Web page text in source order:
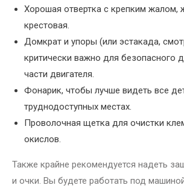
Хорошая отвертка с крепким жалом,
крестовая.
Домкрат и упоры (или эстакада,
критически важно для безопасного
части двигателя.
Фонарик, чтобы лучше видеть все
труднодоступных местах.
Проволочная щетка для очистки
окислов.
Также крайне рекомендуется надеть
и очки. Вы будете работать под